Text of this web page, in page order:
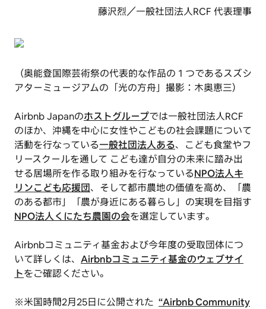
藤沢烈／一般社団法人RCF 代表理事
（奥能登国際芸術祭の代表的な作品の１つであるスズシ
アターミュージアムの「光の方舟」撮影：木奥恵三）
Airbnb Japanのホストグループでは一般社団法人RCF
のほか、沖縄を中心に女性やこどもの社会課題について
活動を行なっている一般社団法人ある、こども食堂やフ
リースクールを通して こども達が自分の未来に踏み出
せる居場所を作る取り組みを行なっているNPO法人キ
リンこども応援団、そして都市農地の価値を高め、「農
のある都市」「農が身近にある暮らし」の実現を目指す
NPO法人くにたち農園の会を選定しています。
Airbnbコミュニティ基金および今年度の受取団体につ
いて詳しくは、 Airbnbコミュニティ基金のウェブサイ
トをご確認ください。
※米国時間2月25日に公開された “Airbnb Community